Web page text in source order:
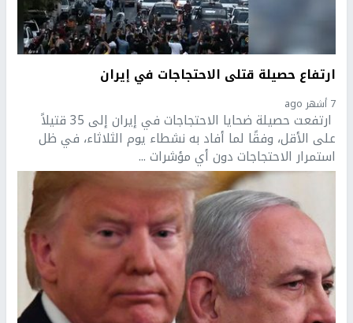
ارتفاع حصيلة قتلى الاحتجاجات في إيران
7 أشهر ago
ارتفعت حصيلة ضحايا الاحتجاجات في إيران إلى 35 قتيلاً
على الأقل، وفقًا لما أفاد به نشطاء يوم الثلاثاء، في ظل
استمرار الاحتجاجات دون أي مؤشرات ...